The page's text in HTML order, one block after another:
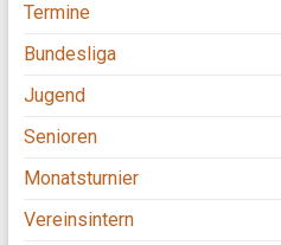
Termine
Bundesliga
Jugend
Senioren
Monatsturnier
Vereinsintern